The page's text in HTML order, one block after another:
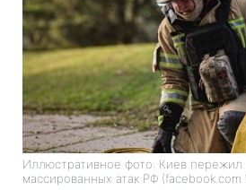
Иллюстративное фото: Киев пережил
массированных атак РФ (facebook.com